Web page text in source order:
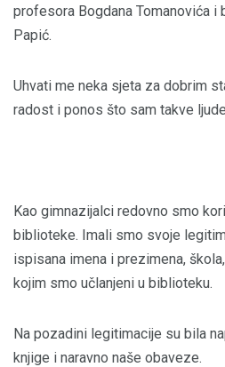
profesora Bogdana Tomanovića
Papić.
Uhvati me neka sjeta za dobrim
radost i ponos što sam takve
Kao gimnazijalci redovno smo
biblioteke. Imali smo svoje
ispisana imena i prezimena,
kojim smo učlanjeni u biblioteku.
Na pozadini legitimacije su bila
knjige i naravno naše obaveze.